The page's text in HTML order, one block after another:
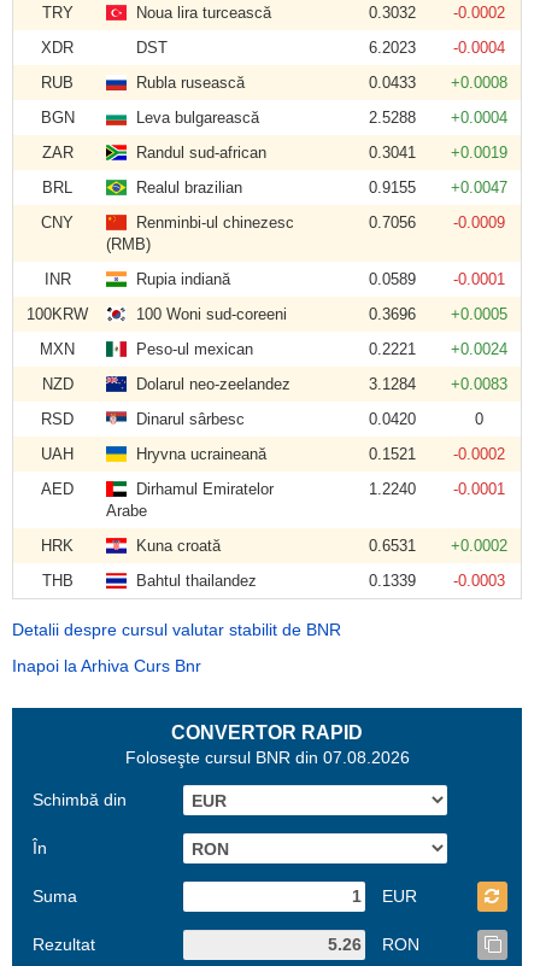
TRY
Noua lira turcească 0.3032
-0.0002
XDR
DST 6.2023
-0.0004
RUB
Rubla rusească 0.0433
+0.0008
BGN
Leva bulgarească 2.5288
+0.0004
ZAR
Randul sud-african 0.3041
+0.0019
BRL
Realul brazilian 0.9155
+0.0047
CNY
Renminbi-ul chinezesc
(RMB)
0.7056 -0.0009
INR Rupia indiană 0.0589
-0.0001
100KRW
100 Woni sud-coreeni 0.3696
+0.0005
MXN
Peso-ul mexican 0.2221
+0.0024
NZD
Dolarul neo-zeelandez 3.1284
+0.0083
RSD
Dinarul sârbesc 0.0420
0
UAH
Hryvna ucraineană 0.1521
-0.0002
AED
Dirhamul Emiratelor
Arabe
1.2240 -0.0001
HRK Kuna croată 0.6531
+0.0002
THB
Bahtul thailandez 0.1339 -0.0003
Detalii despre cursul valutar stabilit de BNR
Inapoi la Arhiva Curs Bnr
CONVERTOR RAPID
Foloseşte cursul BNR din 07.08.2026
Schimbă din
În
Suma EUR
Rezultat RON